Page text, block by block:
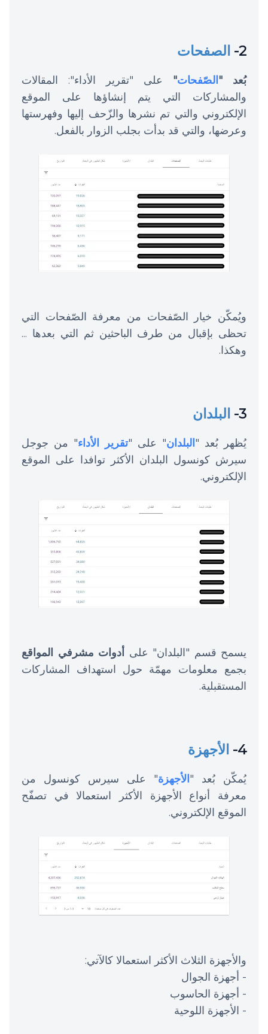
2- الصفحات
بُعد " الصّفحات" على "تقرير الأداء": المقالات
والمشاركات التي يتم إنشاؤها على الموقع
الإلكتروني والتي تم نشرها والزّحف إليها وفهرستها
وعرضها، والتي قد بدأت بجلب الزوار بالفعل.
ويُمكّن خيار الصّفحات من معرفة الصّفحات التي
تحظى بإقبال من طرف الباحثين ثم التي بعدها ...
وهكذا.
3- البلدان
يُظهر بُعد " البلدان" على "تقرير الأداء" من جوجل
سيرش كونسول البلدان الأكثر توافدا على الموقع
الإلكتروني.
يسمح قسم "البلدان" على أدوات مشرفي المواقع
بجمع معلومات مهمّة حول استهداف المشاركات
المستقبلية.
4- الأجهزة
يُمكّن بُعد " الأجهزة" على سيرس كونسول من
معرفة أنواع الأجهزة الأكثر استعمالا في تصفّح
الموقع الإلكتروني.
والأجهزة الثلاث الأكثر استعمالا كالآتي:
- أجهزة الجوال
- أجهزة الحاسوب
- الأجهزة اللوحية